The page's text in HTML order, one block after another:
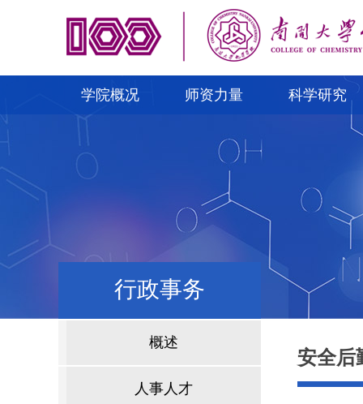
学院概况 师资力量 科学研究
行政事务
概述
人事人才
安全后